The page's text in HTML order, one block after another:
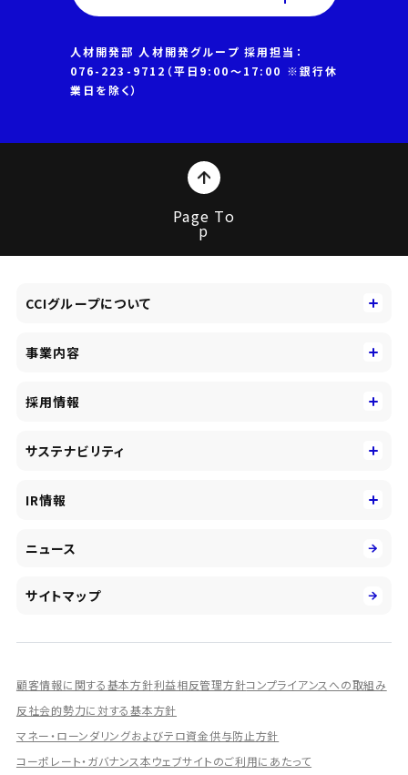
人材開発部 人材開発グループ 採用担当：
076-223-9712（平日9:00～17:00 ※銀行休
業日を除く）
Page To
p
CCIグループについて
コーポレートアイデンティティ
会社概要・沿革
事業内容
コンサルティング&アドバイザリー
投資事業の拡大
人的資本経営の取組み
採用情報
キャリア採用
障がい者採用
サステナビリティ
社会
IR情報
有価証券報告書／四半期報告書
ディスクロージャー誌
IRプレゼンテーション資料
シェアードリサーチ社による調査レポート
IRに関するよくあるご質問
ニュース
サイトマップ
顧客情報に関する基本方針利益相反管理方針コンプライアンスへの取組み
反社会的勢力に対する基本方針
マネー・ローンダリングおよびテロ資金供与防止方針
コーポレート・ガバナンス本ウェブサイトのご利用にあたって